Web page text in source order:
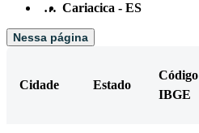
… Cariacica - ES
Nessa página
Cidade Estado
Código
IBGE